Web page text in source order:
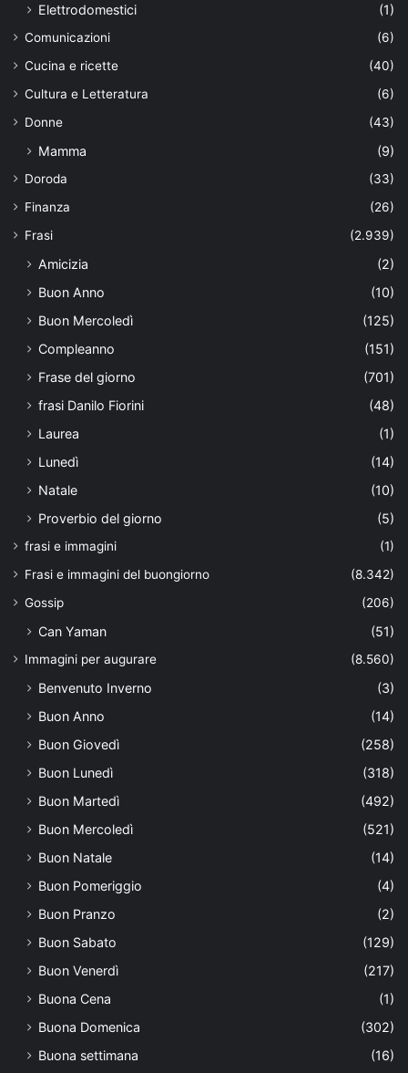
Elettrodomestici
(1)
Comunicazioni
(6)
Cucina e ricette
(40)
Cultura e Letteratura
(6)
Donne
(43)
Mamma (9)
Doroda
(33)
Finanza
(26)
Frasi
(2.939)
Amicizia
(2)
Buon Anno
(10)
Buon Mercoledì
(125)
Compleanno
(151)
Frase del giorno
(701)
frasi Danilo Fiorini
(48)
Laurea
(1)
Lunedì
(14)
Natale
(10)
Proverbio del giorno
(5)
frasi e immagini
(1)
Frasi e immagini del buongiorno
(8.342)
Gossip
(206)
Can Yaman (51)
Immagini per augurare (8.560)
Benvenuto Inverno
(3)
Buon Anno
(14)
Buon Giovedì
(258)
Buon Lunedì
(318)
Buon Martedì
(492)
Buon Mercoledì
(521)
Buon Natale
(14)
Buon Pomeriggio
(4)
Buon Pranzo
(2)
Buon Sabato
(129)
Buon Venerdì
(217)
Buona Cena
(1)
Buona Domenica
(302)
Buona settimana
(16)